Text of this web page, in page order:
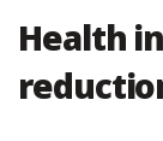
Health